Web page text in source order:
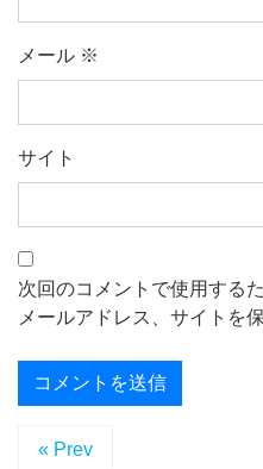
メール ※
サイト
次回のコメントで使用する
メールアドレス、サイトを
« Prev